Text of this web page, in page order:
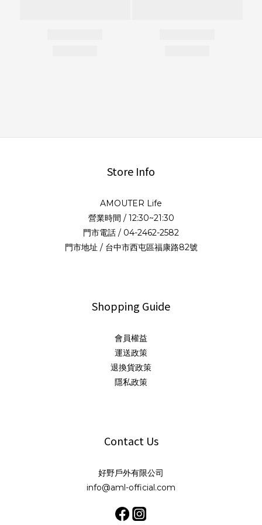
Store Info
AMOUTER Life
營業時間 / 12:30~21:30
門市電話 / 04-2462-2582
門市地址 / 台中市西屯區福康路82號
Shopping Guide
會員權益
運送政策
退換貨政策
隱私政策
Contact Us
好野戶外有限公司
info@aml-official.com